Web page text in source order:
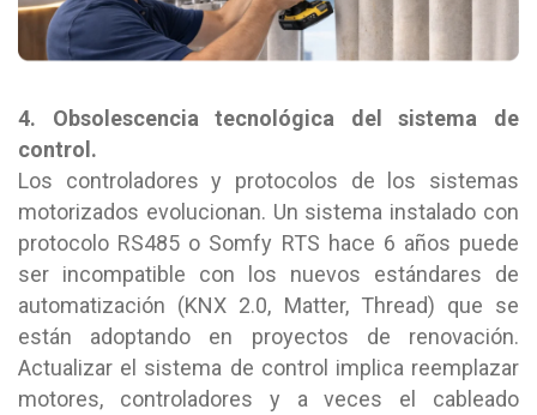
4. Obsolescencia tecnológica del sistema de
control.
Los controladores y protocolos de los sistemas
motorizados evolucionan. Un sistema instalado con
protocolo RS485 o Somfy RTS hace 6 años puede
ser incompatible con los nuevos estándares de
automatización (KNX 2.0, Matter, Thread) que se
están adoptando en proyectos de renovación.
Actualizar el sistema de control implica reemplazar
motores, controladores y a veces el cableado